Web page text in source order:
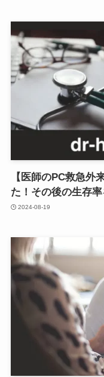
【医師のPC救急外
た！その後の生存
2024-08-19